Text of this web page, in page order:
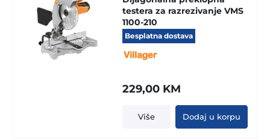
testera za razrezivanje VMS
1100-210
Besplatna dostava
229,00 KM
Više Dodaj u korpu